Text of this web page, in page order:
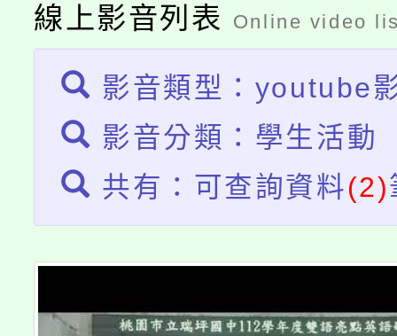
者。
份教師研習
淨零綠生活教案入校路
會
115年食農教育專業人
程
線上影音列表 Online video
影音類型：youtube
影音分類：學生活動
共有：可查詢資料(2)